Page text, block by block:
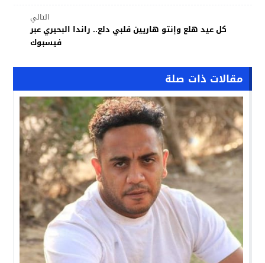
التالي
كل عيد هلع وإنتو هاريين قلبي دلع.. راندا البحيري عبر
فيسبوك
مقالات ذات صلة